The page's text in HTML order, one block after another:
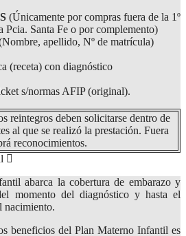
(Únicamente por compras fuera de la 1º
Pcia. Santa Fe o por complemento)
apellido, Nº de matrícula)
(receta) con diagnóstico
s/normas AFIP (original).
reintegros deben solicitarse dentro de
al que se realizó la prestación. Fuera
reconocimientos.
abarca la cobertura de embarazo y
momento del diagnóstico y hasta el
nacimiento.
beneficios del Plan Materno Infantil es